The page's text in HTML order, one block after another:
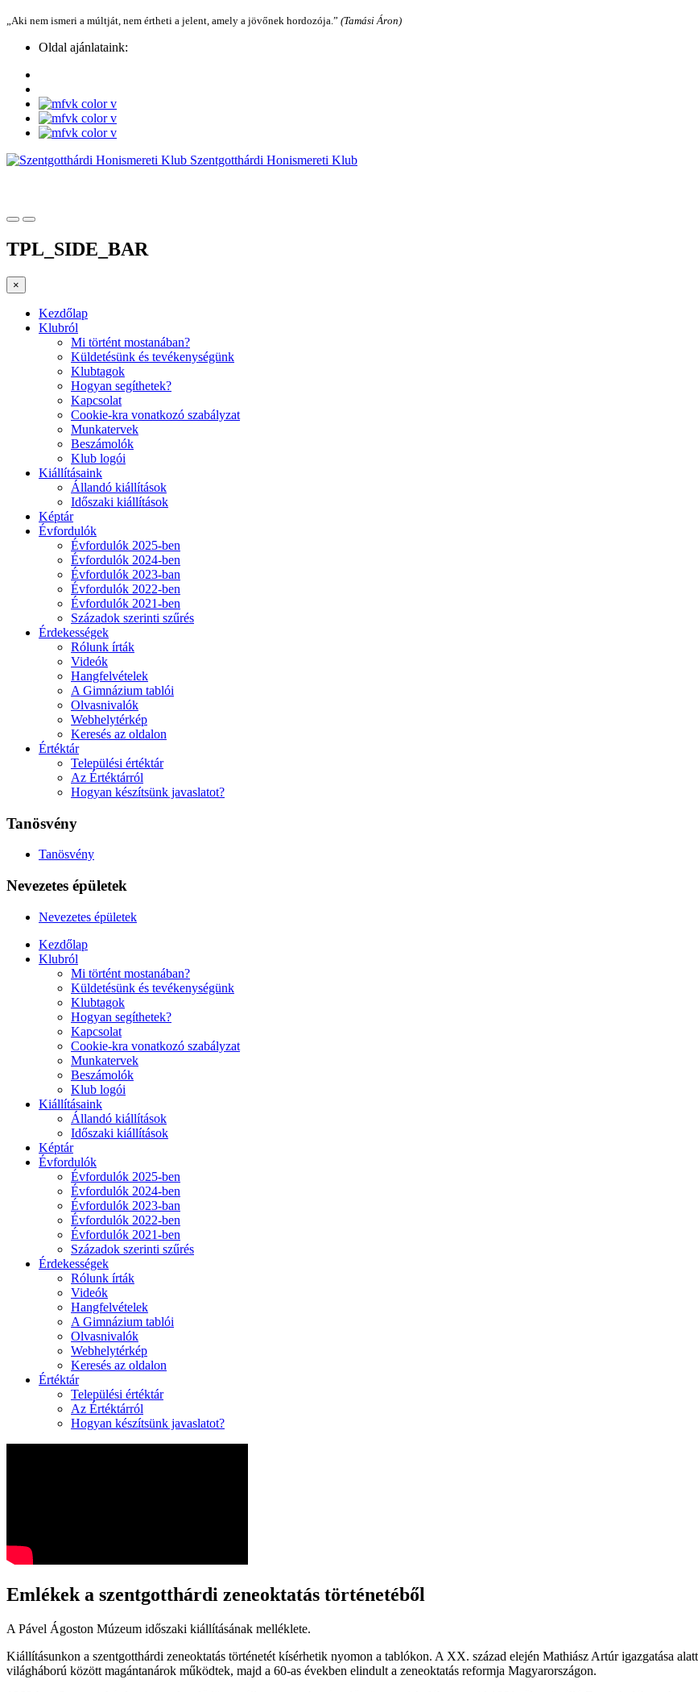
„Aki nem ismeri a múltját, nem értheti a jelent, amely a jövőnek hordozója.” (Tamási Áron)
Oldal ajánlataink:
Szentgotthárdi Honismereti Klub
TPL_SIDE_BAR
×
Kezdőlap
Klubról
Mi történt mostanában?
Küldetésünk és tevékenységünk
Klubtagok
Hogyan segíthetek?
Kapcsolat
Cookie-kra vonatkozó szabályzat
Munkatervek
Beszámolók
Klub logói
Kiállításaink
Állandó kiállítások
Időszaki kiállítások
Képtár
Évfordulók
Évfordulók 2025-ben
Évfordulók 2024-ben
Évfordulók 2023-ban
Évfordulók 2022-ben
Évfordulók 2021-ben
Századok szerinti szűrés
Érdekességek
Rólunk írták
Videók
Hangfelvételek
A Gimnázium tablói
Olvasnivalók
Webhelytérkép
Keresés az oldalon
Értéktár
Települési értéktár
Az Értéktárról
Hogyan készítsünk javaslatot?
Tanösvény
Tanösvény
Nevezetes épületek
Nevezetes épületek
Kezdőlap
Klubról
Mi történt mostanában?
Küldetésünk és tevékenységünk
Klubtagok
Hogyan segíthetek?
Kapcsolat
Cookie-kra vonatkozó szabályzat
Munkatervek
Beszámolók
Klub logói
Kiállításaink
Állandó kiállítások
Időszaki kiállítások
Képtár
Évfordulók
Évfordulók 2025-ben
Évfordulók 2024-ben
Évfordulók 2023-ban
Évfordulók 2022-ben
Évfordulók 2021-ben
Századok szerinti szűrés
Érdekességek
Rólunk írták
Videók
Hangfelvételek
A Gimnázium tablói
Olvasnivalók
Webhelytérkép
Keresés az oldalon
Értéktár
Települési értéktár
Az Értéktárról
Hogyan készítsünk javaslatot?
Emlékek a szentgotthárdi zeneoktatás történetéből
A Pável Ágoston Múzeum időszaki kiállításának melléklete.
Kiállításunkon a szentgotthárdi zeneoktatás történetét kísérhetik nyomon a tablókon. A XX. század elején Mathiász Artúr igazgatása
világháború között magántanárok működtek, majd a 60-as években elindult a zeneoktatás reformja Magyarországon.